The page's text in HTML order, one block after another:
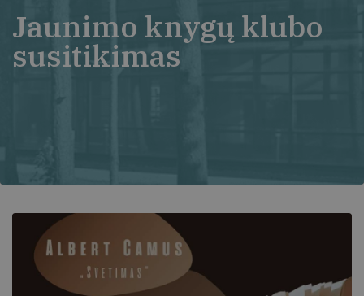
Jaunimo knygų klubo
susitikimas